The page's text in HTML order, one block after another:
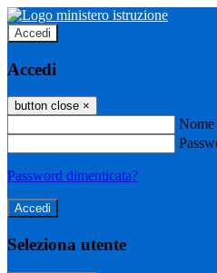
Accedi
Accedi
button close ×
Nome
Password dimenticata?
Seleziona utente